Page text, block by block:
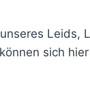
Leids,
sich